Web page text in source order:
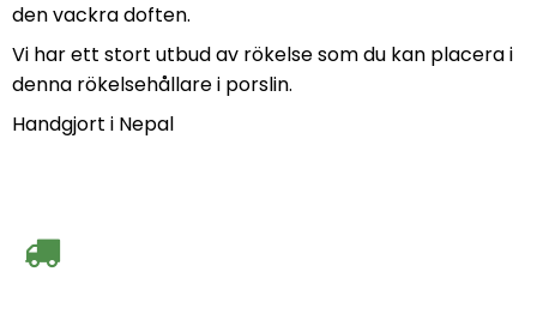
den vackra doften.
Vi har ett stort utbud av rökelse som du kan placera i
denna rökelsehållare i porslin.
Handgjort i Nepal